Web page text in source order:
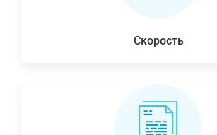
Скорость